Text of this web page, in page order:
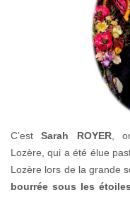
C’estSarah ROYER,
Lozère, qui a été élue
Lozère lors de la grande
bourrée sous les